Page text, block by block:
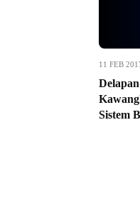
11 FEB
Sistem